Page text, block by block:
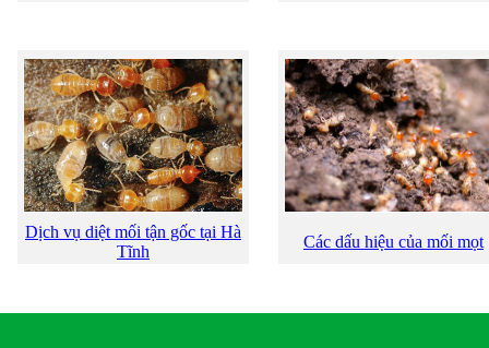
Dịch vụ diệt mối tận gốc tại Hà
Tĩnh
Các dấu hiệu của mối mọt